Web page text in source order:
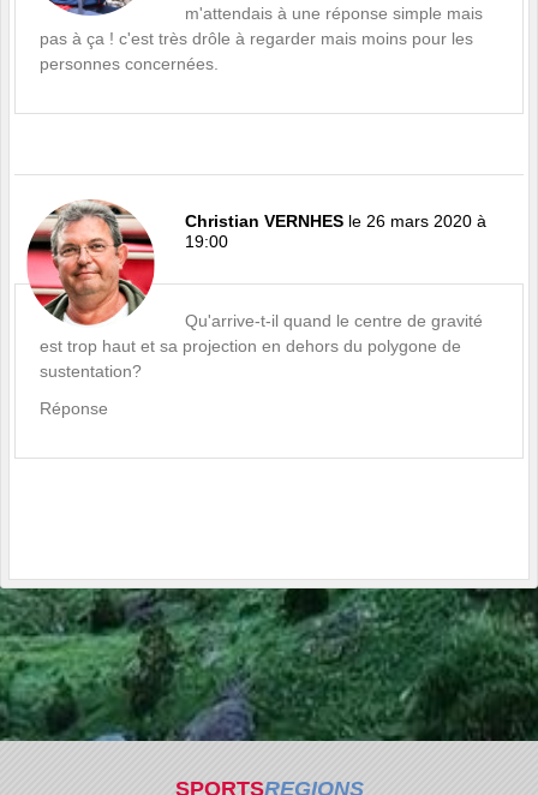
m'attendais à une réponse simple mais
pas à ça ! c'est très drôle à regarder mais moins pour les
personnes concernées.
Christian VERNHES le 26 mars 2020 à
19:00
Qu'arrive-t-il quand le centre de gravité
est trop haut et sa projection en dehors du polygone de
sustentation?
Réponse
SPORTSREGIONS